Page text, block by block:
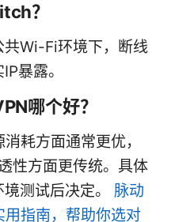
？
共Wi-Fi环境下，断线
暴露。
哪个好？
耗方面通常更优，
性方面更传统。具体
测试后决定。 脉动
指南，帮助你选对